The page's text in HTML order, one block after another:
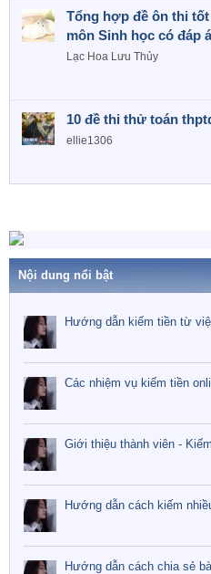
Tổng hợp đề ôn thi tốt
môn Sinh học có đáp
Lạc Hoa Lưu Thủy
10 đề thi thử toán
ellie1306
Nội dung nổi bật
Hướng dẫn kiếm tiền từ
Các nhiệm vụ kiếm tiền
Giới thiệu thành viên -
Hướng dẫn cách kiếm
Hướng dẫn cách chia sẻ